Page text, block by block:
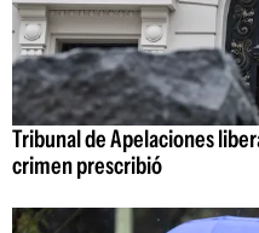
Tribunal de Apelaciones
crimen prescribió